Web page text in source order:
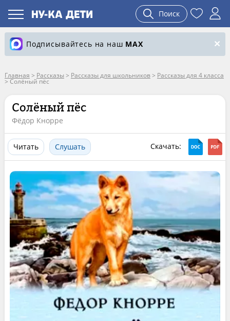
Поиск
Подписывайтесь на наш MAX
Главная > Рассказы > Рассказы для школьников> Рассказы для 4 класса
>Солёный пёс
Солёный пёс
Фёдор Кнорре
Читать Слушать Скачать: